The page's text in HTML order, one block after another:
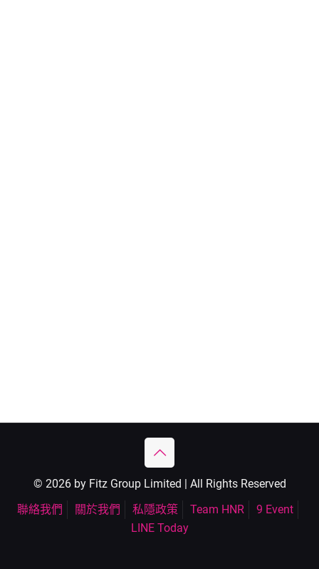
© 2026 by Fitz Group Limited | All Rights Reserved
聯絡我們
關於我們 私隱政策 Team HNR
9 Event
LINE Today